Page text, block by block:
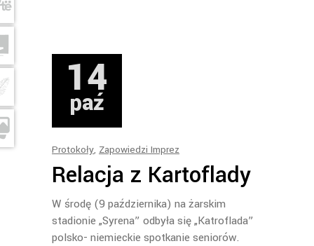
14
paź
Protokoły, Zapowiedzi Imprez
Relacja z Kartoflady
W środę (9 października) na żarskim
stadionie „Syrena” odbyła się „Katroflada”
polsko- niemieckie spotkanie seniorów.